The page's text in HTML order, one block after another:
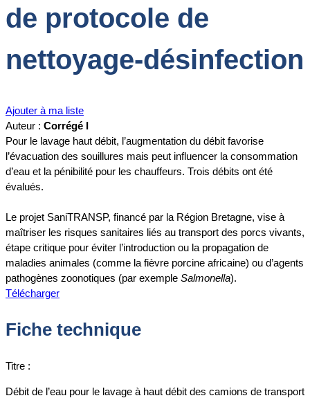
de protocole de
nettoyage-désinfection
Ajouter à ma liste
Auteur : Corrégé I
Pour le lavage haut débit, l’augmentation du débit favorise
l’évacuation des souillures mais peut influencer la consommation
d’eau et la pénibilité pour les chauffeurs. Trois débits ont été
évalués.
Le projet SaniTRANSP, financé par la Région Bretagne, vise à
maîtriser les risques sanitaires liés au transport des porcs vivants,
étape critique pour éviter l’introduction ou la propagation de
maladies animales (comme la fièvre porcine africaine) ou d’agents
pathogènes zoonotiques (par exemple Salmonella).
Télécharger
Fiche technique
Titre :
Débit de l’eau pour le lavage à haut débit des camions de transport